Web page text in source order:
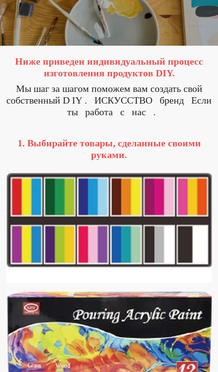
Ниже приведен индивидуальный процесс
изготовления продуктов DIY.
Мы шаг за шагом поможем вам создать свой
собственный D IY . ИСКУССТВО
бренд Если
ты работа с нас .
1. Выбирайте товары, сделанные своими
руками.